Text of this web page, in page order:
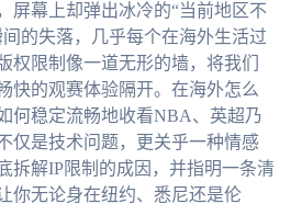
屏幕上却弹出冰冷的“当前地区不
的失落，几乎每个在海外生活过
权限制像一道无形的墙，将我们
快的观赛体验隔开。在海外怎么
何稳定流畅地收看NBA、英超乃
仅是技术问题，更关乎一种情感
拆解IP限制的成因，并指明一条清
你无论身在纽约、悉尼还是伦